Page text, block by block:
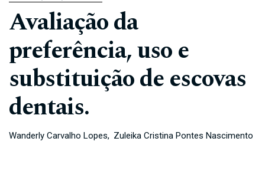
Avaliação da
preferência, uso e
substituição de escovas
dentais.
Wanderly Carvalho Lopes Zuleika Cristina Pontes Nascimento